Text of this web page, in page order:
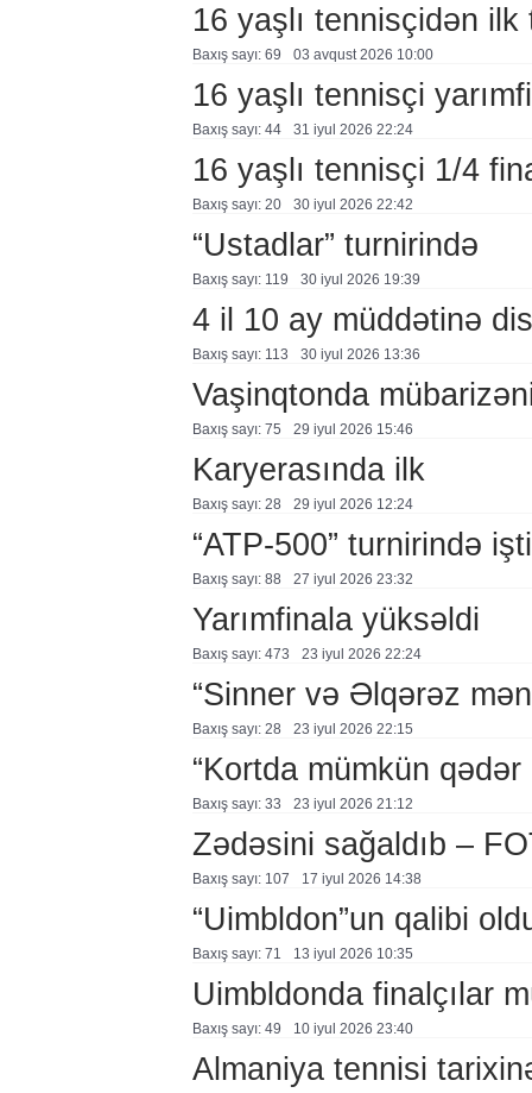
16 yaşlı tennisçidən ilk
Baxış sayı: 69 03 avqust 2026 10:00
16 yaşlı tennisçi
Baxış sayı: 44 31 i̇yul 2026 22:24
16 yaşlı tennisçi 1/4
Baxış sayı: 20 30 i̇yul 2026 22:42
“Ustadlar” turnirində
Baxış sayı: 119 30 i̇yul 2026 19:39
4 il 10 ay müddətinə
Baxış sayı: 113 30 i̇yul 2026 13:36
Vaşinqtonda
Baxış sayı: 75 29 i̇yul 2026 15:46
Karyerasında ilk
Baxış sayı: 28 29 i̇yul 2026 12:24
“ATP-500” turnirində
Baxış sayı: 88 27 i̇yul 2026 23:32
Yarımfinala yüksəldi
Baxış sayı: 473 23 i̇yul 2026 22:24
“Sinner və Əlqərəz
Baxış sayı: 28 23 i̇yul 2026 22:15
“Kortda mümkün qədər
Baxış sayı: 33 23 i̇yul 2026 21:12
Zədəsini sağaldıb –
Baxış sayı: 107 17 i̇yul 2026 14:38
“Uimbldon”un qalibi
Baxış sayı: 71 13 i̇yul 2026 10:35
Uimbldonda finalçılar
Baxış sayı: 49 10 i̇yul 2026 23:40
Almaniya tennisi